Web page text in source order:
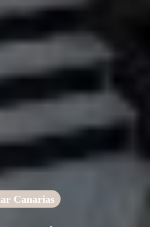
Canarias